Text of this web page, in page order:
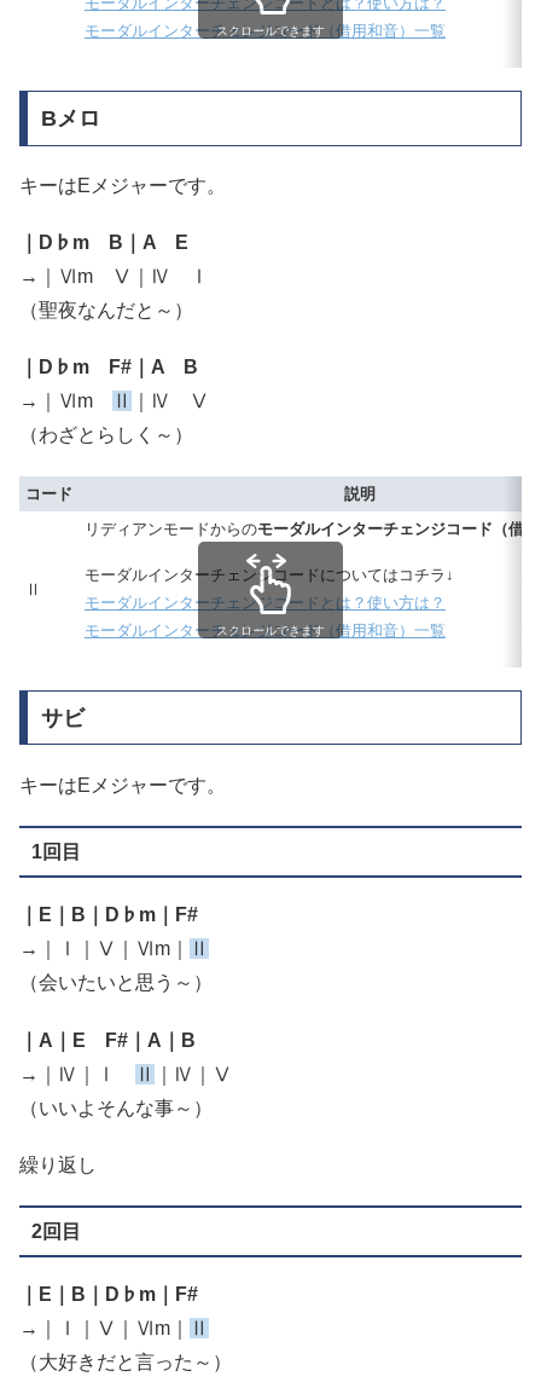
モーダルインターチェンジコード（借用和音）一覧
スクロールできます
Bメロ
キーはEメジャーです。
｜D♭m B｜A E
→｜Ⅵm Ⅴ｜Ⅳ Ⅰ
（聖夜なんだと～）
｜D♭m F#｜A B
→｜Ⅵm
Ⅱ
｜Ⅳ Ⅴ
（わざとらしく～）
コード 説明
Ⅱ
リディアンモードからのモーダルインターチェンジコード（借
モーダルインターチェンジコードについてはコチラ↓
モーダルインターチェンジコードとは？使い方は？
モーダルインターチェンジコード（借用和音）一覧
スクロールできます
サビ
キーはEメジャーです。
1回目
｜E｜B｜D♭m｜F#
→｜Ⅰ｜Ⅴ｜Ⅵm｜
Ⅱ
（会いたいと思う～）
｜A｜E F#｜A｜B
→｜Ⅳ｜Ⅰ
Ⅱ
｜Ⅳ｜Ⅴ
（いいよそんな事～）
繰り返し
2回目
｜E｜B｜D♭m｜F#
→｜Ⅰ｜Ⅴ｜Ⅵm｜
（大好きだと言った～）